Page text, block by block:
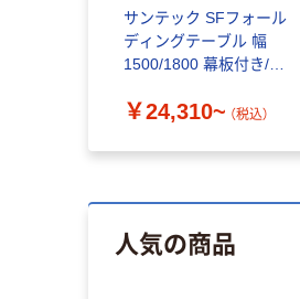
サンテック SFフォール
ディングテーブル 幅
1500/1800 幕板付き/無
￥24,310~ （税込）
人気の商品